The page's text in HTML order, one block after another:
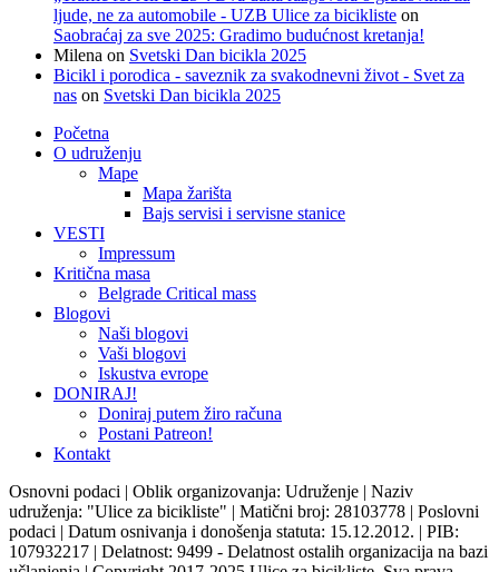
ljude, ne za automobile - UZB Ulice za bicikliste on
Saobraćaj za sve 2025: Gradimo budućnost kretanja!
Milena on Svetski Dan bicikla 2025
Bicikl i porodica - saveznik za svakodnevni život - Svet za
nas on Svetski Dan bicikla 2025
Početna
O udruženju
Mape
Mapa žarišta
Bajs servisi i servisne stanice
VESTI
Impressum
Kritična masa
Belgrade Critical mass
Blogovi
Naši blogovi
Vaši blogovi
Iskustva evrope
DONIRAJ!
Doniraj putem žiro računa
Postani Patreon!
Kontakt
Osnovni podaci | Oblik organizovanja: Udruženje | Naziv
udruženja: "Ulice za bicikliste" | Matični broj: 28103778 | Poslovni
podaci | Datum osnivanja i donošenja statuta: 15.12.2012. | PIB:
107932217 | Delatnost: 9499 - Delatnost ostalih organizacija na bazi